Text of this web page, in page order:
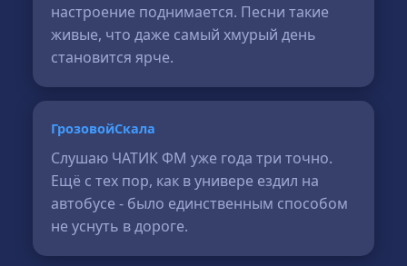
настроение поднимается. Песни такие
живые, что даже самый хмурый день
становится ярче.
ГрозовойСкала
Слушаю ЧАТИК ФМ уже года три точно.
Ещё с тех пор, как в универе ездил на
автобусе - было единственным способом
не уснуть в дороге.